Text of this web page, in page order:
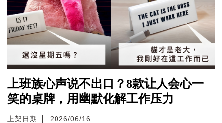
上班族心声说不出口？8款让人会心一
笑的桌牌，用幽默化解工作压力
上架日期 2026/06/16